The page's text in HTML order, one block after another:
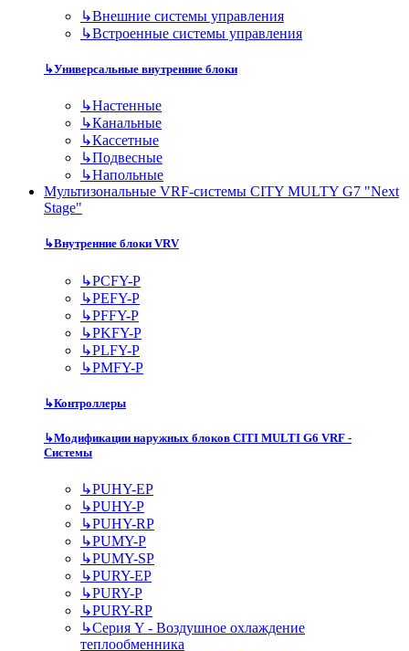
↳Внешние системы управления
↳Встроенные системы управления
↳Универсальные внутренние блоки
↳Настенные
↳Канальные
↳Кассетные
↳Подвесные
↳Напольные
Мультизональные VRF-системы CITY MULTY G7 "Next
Stage"
↳Внутренние блоки VRV
↳PCFY-P
↳PEFY-P
↳PFFY-P
↳PKFY-P
↳PLFY-P
↳PMFY-P
↳Контроллеры
↳Модификации наружных блоков CITI MULTI G6 VRF -
Системы
↳PUHY-EP
↳PUHY-P
↳PUHY-RP
↳PUMY-P
↳PUMY-SP
↳PURY-EP
↳PURY-P
↳PURY-RP
↳Серия Y - Воздушное охлаждение
теплообменника